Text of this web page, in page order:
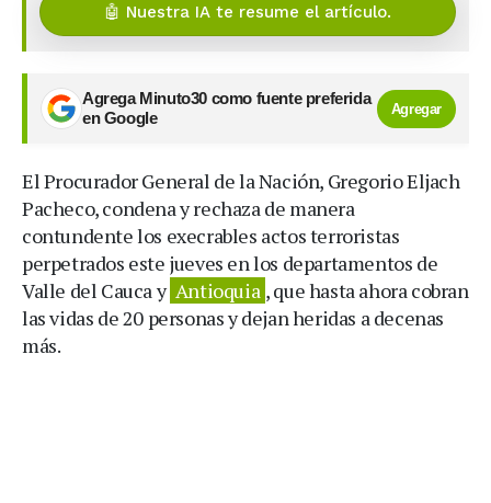
🤖 Nuestra IA te resume el artículo.
Agrega Minuto30 como fuente preferida
en Google
Agregar
El Procurador General de la Nación, Gregorio Eljach
Pacheco, condena y rechaza de manera
contundente los execrables actos terroristas
perpetrados este jueves en los departamentos de
Valle del Cauca y Antioquia , que hasta ahora cobran
las vidas de 20 personas y dejan heridas a decenas
más.